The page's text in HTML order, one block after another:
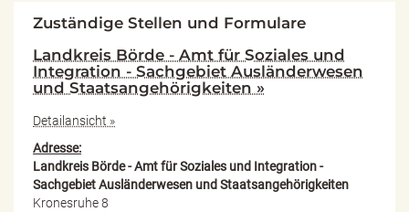
Zuständige Stellen und Formulare
Landkreis Börde - Amt für Soziales und
Integration - Sachgebiet Ausländerwesen
und Staatsangehörigkeiten »
Detailansicht »
Adresse:
Landkreis Börde - Amt für Soziales und Integration -
Sachgebiet Ausländerwesen und Staatsangehörigkeiten
Kronesruhe 8